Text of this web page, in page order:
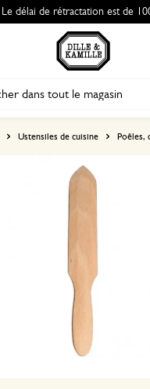
Le délai de rétractation est de
Ustensiles de cuisine Poêles,